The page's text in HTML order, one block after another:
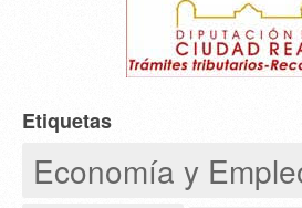
Etiquetas
Economía y